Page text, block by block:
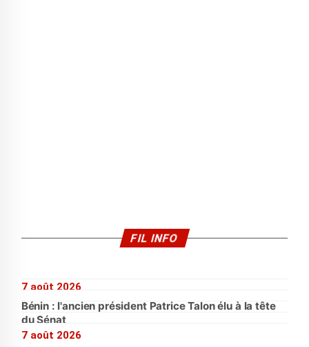
FIL INFO
7 août 2026
Bénin : l'ancien président Patrice Talon élu à la tête
du Sénat
7 août 2026